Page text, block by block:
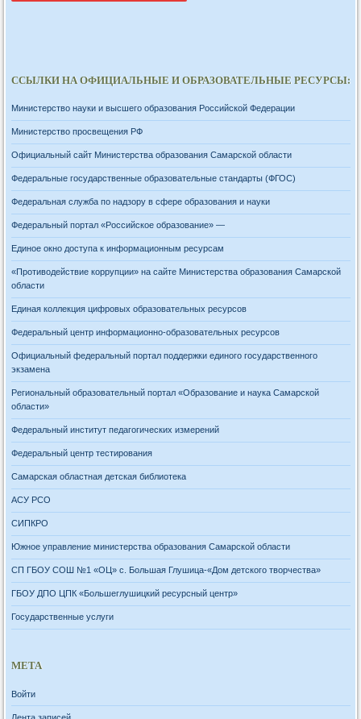
ССЫЛКИ НА ОФИЦИАЛЬНЫЕ И ОБРАЗОВАТЕЛЬНЫЕ РЕСУРСЫ:
Министерство науки и высшего образования Российской Федерации
Министерство просвещения РФ
Официальный сайт Министерства образования Самарской области
Федеральные государственные образовательные стандарты (ФГОС)
Федеральная служба по надзору в сфере образования и науки
Федеральный портал «Российское образование» —
Единое окно доступа к информационным ресурсам
«Противодействие коррупции» на сайте Министерства образования Самарской
области
Единая коллекция цифровых образовательных ресурсов
Федеральный центр информационно-образовательных ресурсов
Официальный федеральный портал поддержки единого государственного
экзамена
Региональный образовательный портал «Образование и наука Самарской
области»
Федеральный институт педагогических измерений
Федеральный центр тестирования
Самарская областная детская библиотека
АСУ РСО
СИПКРО
Южное управление министерства образования Самарской области
СП ГБОУ СОШ №1 «ОЦ» с. Большая Глушица-«Дом детского творчества»
ГБОУ ДПО ЦПК «Большеглушицкий ресурсный центр»
Государственные услуги
МЕТА
Войти